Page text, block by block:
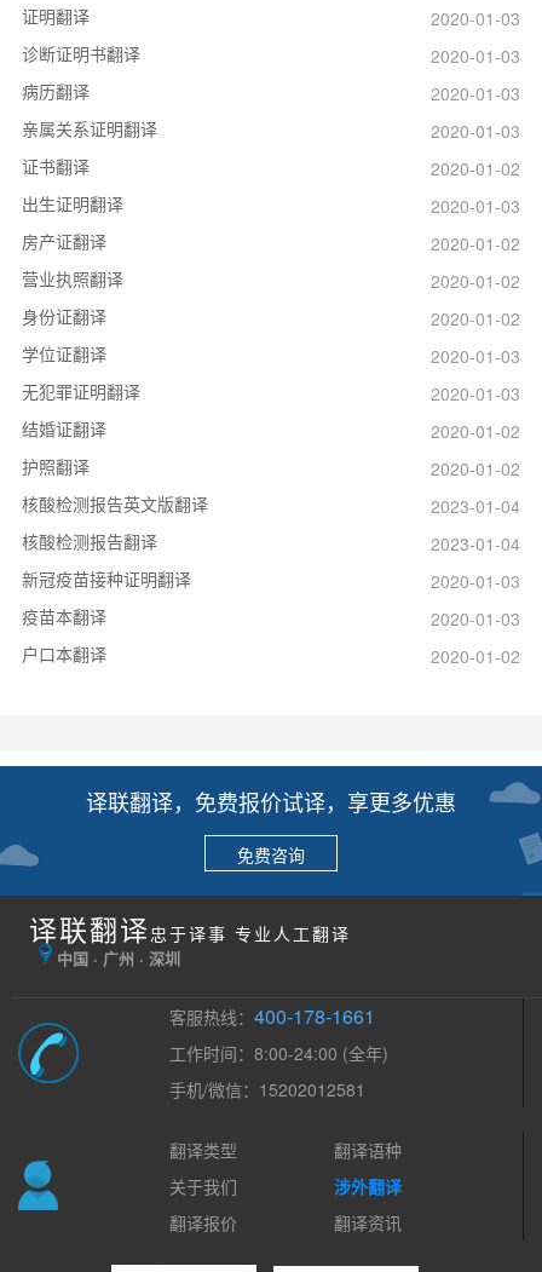
证明翻译
2020-01-03
诊断证明书翻译
2020-01-03
病历翻译
2020-01-03
亲属关系证明翻译
2020-01-03
证书翻译
2020-01-02
出生证明翻译
2020-01-03
房产证翻译
2020-01-02
营业执照翻译
2020-01-02
身份证翻译
2020-01-02
学位证翻译
2020-01-03
无犯罪证明翻译
2020-01-03
结婚证翻译
2020-01-02
护照翻译
2020-01-02
核酸检测报告英文版翻译
2023-01-04
核酸检测报告翻译
2023-01-04
新冠疫苗接种证明翻译
2020-01-03
疫苗本翻译
2020-01-03
户口本翻译
2020-01-02
译联翻译，免费报价试译，享更多优惠
免费咨询
译联翻译 忠于译事 专业人工翻译
中国 · 广州 · 深圳
客服热线：400-178-1661
工作时间：8:00-24:00 (全年)
手机/微信：15202012581
翻译类型
翻译语种
关于我们
涉外翻译
翻译报价
翻译资讯